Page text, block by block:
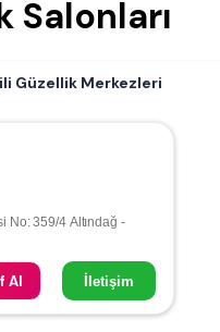
Salonları
Güzellik Merkezleri
No: 359/4 Altındağ -
Al İletişim